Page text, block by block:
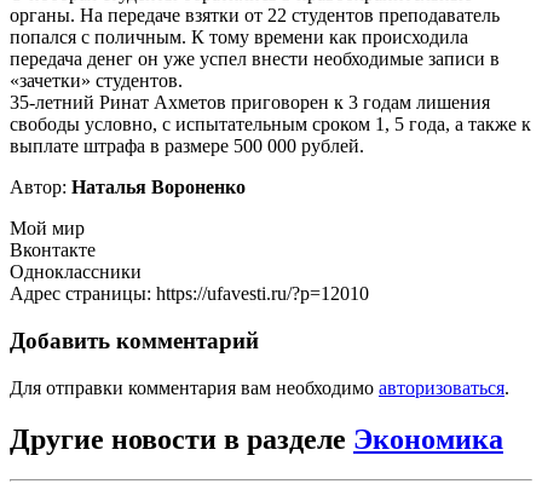
органы. На передаче взятки от 22 студентов преподаватель
попался с поличным. К тому времени как происходила
передача денег он уже успел внести необходимые записи в
«зачетки» студентов.
35-летний Ринат Ахметов приговорен к 3 годам лишения
свободы условно, с испытательным сроком 1, 5 года, а также к
выплате штрафа в размере 500 000 рублей.
Автор: Наталья Вороненко
Мой мир
Вконтакте
Одноклассники
Адрес страницы: https://ufavesti.ru/?p=12010
Добавить комментарий
Для отправки комментария вам необходимо авторизоваться.
Другие новости в разделе Экономика